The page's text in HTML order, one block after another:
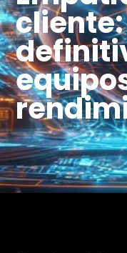
cliente: